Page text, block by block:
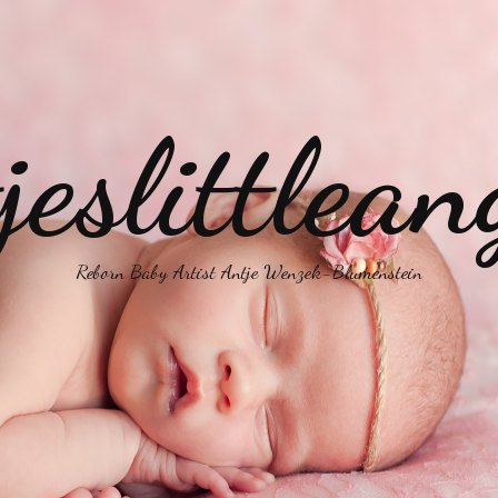
Reborn Baby Artist Antje Wenzek-Blumenstein